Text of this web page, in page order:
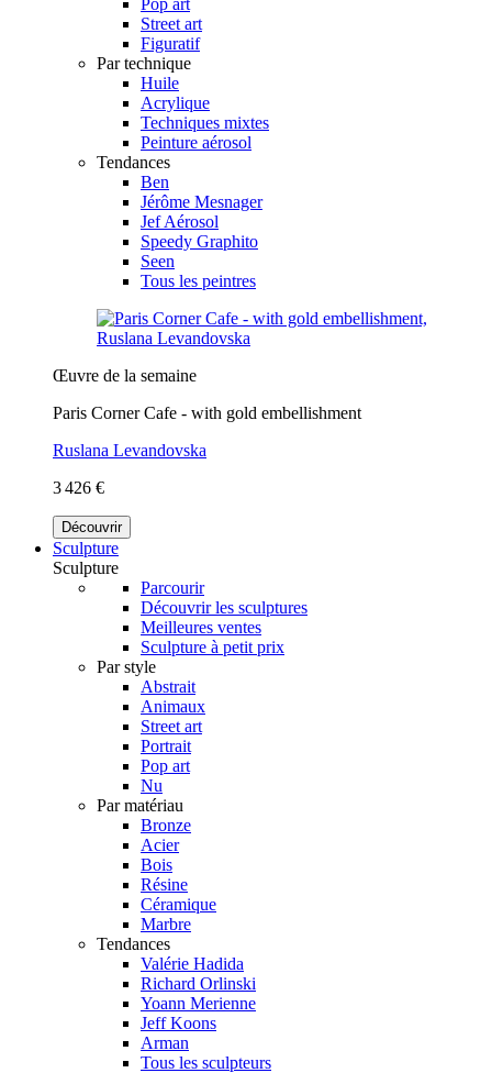
Street art
Figuratif
Par technique
Huile
Acrylique
Techniques mixtes
Peinture aérosol
Tendances
Ben
Jérôme Mesnager
Jef Aérosol
Speedy Graphito
Seen
Tous les peintres
Œuvre de la semaine
Paris Corner Cafe - with gold embellishment
Ruslana Levandovska
3 426 €
Découvrir
Sculpture
Sculpture
Parcourir
Découvrir les sculptures
Meilleures ventes
Sculpture à petit prix
Par style
Abstrait
Animaux
Street art
Portrait
Pop art
Nu
Par matériau
Bronze
Acier
Bois
Résine
Céramique
Marbre
Tendances
Valérie Hadida
Richard Orlinski
Yoann Merienne
Jeff Koons
Arman
Tous les sculpteurs